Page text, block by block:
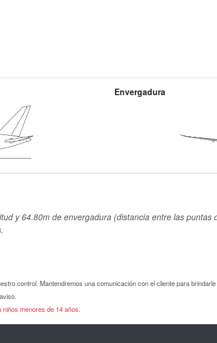
Envergadura
y 64.80m de envergadura (distancia entre las
control. Mantendremos una comunicación con el cliente para
niños menores de 14 años.